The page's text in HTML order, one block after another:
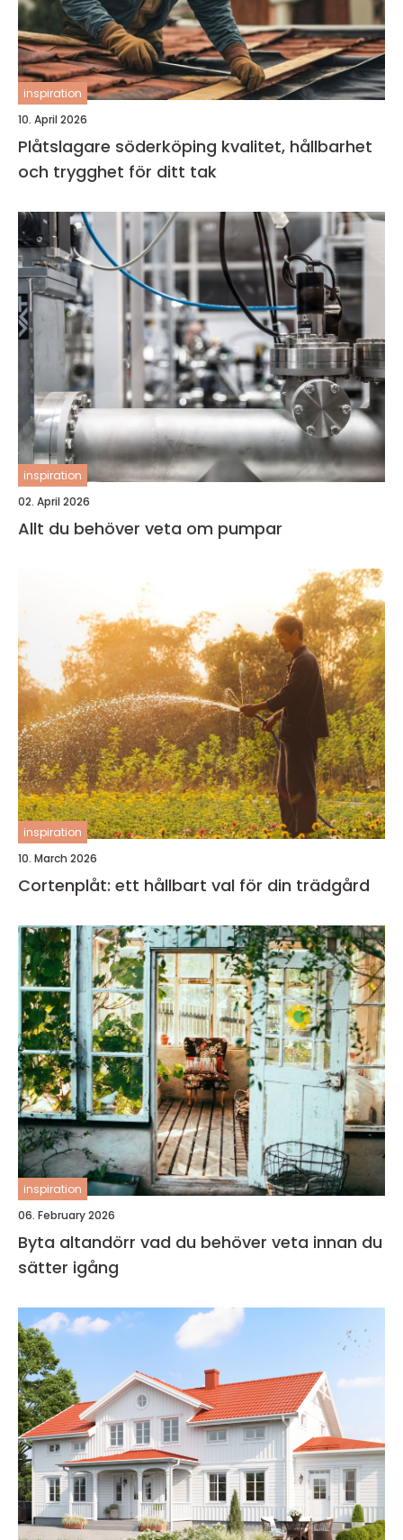
inspiration
10. April 2026
Plåtslagare söderköping kvalitet, hållbarhet
och trygghet för ditt tak
inspiration
02. April 2026
Allt du behöver veta om pumpar
inspiration
10. March 2026
Cortenplåt: ett hållbart val för din trädgård
inspiration
06. February 2026
Byta altandörr vad du behöver veta innan du
sätter igång